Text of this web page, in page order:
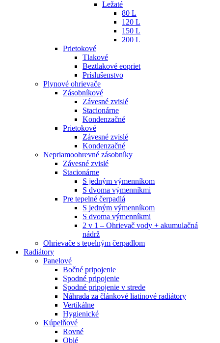
Ležaté
80 L
120 L
150 L
200 L
Prietokové
Tlakové
Beztlakové eopriet
Príslušenstvo
Plynové ohrievače
Zásobníkové
Závesné zvislé
Stacionárne
Kondenzačné
Prietokové
Závesné zvislé
Kondenzačné
Nepriamoohrevné zásobníky
Závesné zvislé
Stacionárne
S jedným výmenníkom
S dvoma výmenníkmi
Pre tepelné čerpadlá
S jedným výmenníkom
S dvoma výmenníkmi
2 v 1 – Ohrievač vody + akumulačná
nádrž
Ohrievače s tepelným čerpadlom
Radiátory
Panelové
Bočné pripojenie
Spodné pripojenie
Spodné pripojenie v strede
Náhrada za článkové liatinové radiátory
Vertikálne
Hygienické
Kúpelňové
Rovné
Oblé